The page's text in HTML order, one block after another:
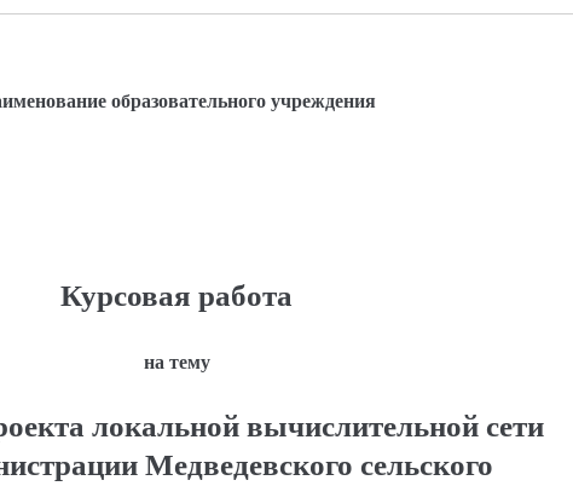
образовательного учреждения
Курсовая работа
на тему
локальной вычислительной сети
Медведевского сельского